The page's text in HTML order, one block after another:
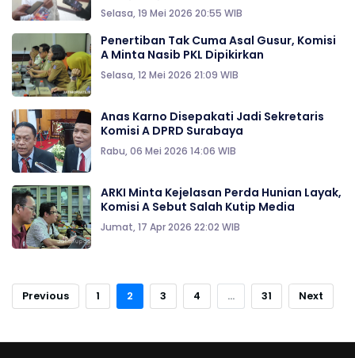
Selasa, 19 Mei 2026 20:55 WIB
Penertiban Tak Cuma Asal Gusur, Komisi
A Minta Nasib PKL Dipikirkan
Selasa, 12 Mei 2026 21:09 WIB
Anas Karno Disepakati Jadi Sekretaris
Komisi A DPRD Surabaya
Rabu, 06 Mei 2026 14:06 WIB
ARKI Minta Kejelasan Perda Hunian Layak,
Komisi A Sebut Salah Kutip Media
Jumat, 17 Apr 2026 22:02 WIB
Previous 1 2 3 4 ... 31 Next